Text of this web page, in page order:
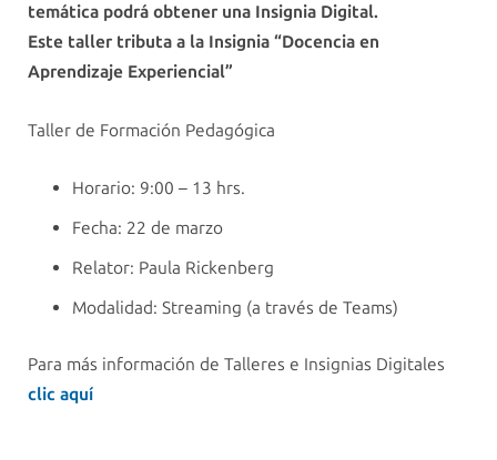
temática podrá obtener una Insignia Digital.
Este taller tributa a la Insignia “Docencia en
Aprendizaje Experiencial”
Taller de Formación Pedagógica
Horario: 9:00 – 13 hrs.
Fecha: 22 de marzo
Relator: Paula Rickenberg
Modalidad: Streaming (a través de Teams)
Para más información de Talleres e Insignias Digitales
clic aquí